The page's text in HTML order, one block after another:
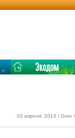
Экодом
02 апреля, 2013 / Олег